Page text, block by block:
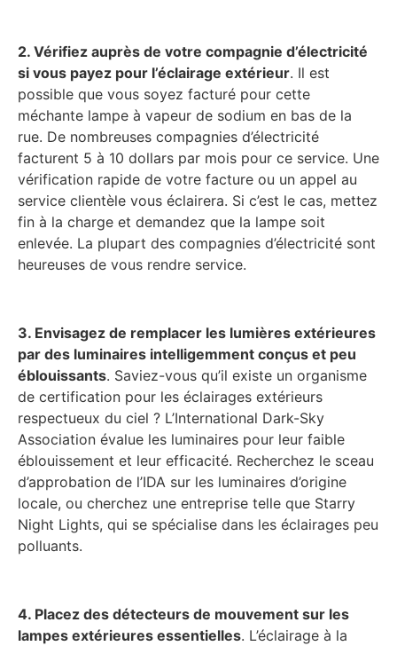
2. Vérifiez auprès de votre compagnie d’électricité
si vous payez pour l’éclairage extérieur. Il est
possible que vous soyez facturé pour cette
méchante lampe à vapeur de sodium en bas de la
rue. De nombreuses compagnies d’électricité
facturent 5 à 10 dollars par mois pour ce service. Une
vérification rapide de votre facture ou un appel au
service clientèle vous éclairera. Si c’est le cas, mettez
fin à la charge et demandez que la lampe soit
enlevée. La plupart des compagnies d’électricité sont
heureuses de vous rendre service.
3. Envisagez de remplacer les lumières extérieures
par des luminaires intelligemment conçus et peu
éblouissants. Saviez-vous qu’il existe un organisme
de certification pour les éclairages extérieurs
respectueux du ciel ? L’International Dark-Sky
Association évalue les luminaires pour leur faible
éblouissement et leur efficacité. Recherchez le sceau
d’approbation de l’IDA sur les luminaires d’origine
locale, ou cherchez une entreprise telle que Starry
Night Lights, qui se spécialise dans les éclairages peu
polluants.
4. Placez des détecteurs de mouvement sur les
lampes extérieures essentielles. L’éclairage à la